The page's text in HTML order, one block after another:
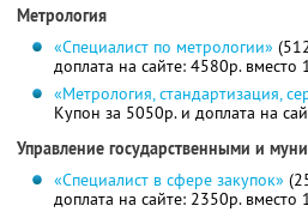
Метрология
«Специалист по метрологии»
доплата на сайте: 4580р. вместо
«Метрология, стандартизация,
Купон за 5050р. и доплата на
Управление государственными и
«Специалист в сфере закупок»
доплата на сайте: 2350р. вместо